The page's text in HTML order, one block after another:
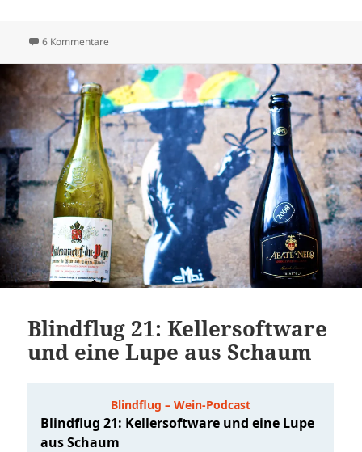
6 Kommentare
Blindflug 21: Kellersoftware
und eine Lupe aus Schaum